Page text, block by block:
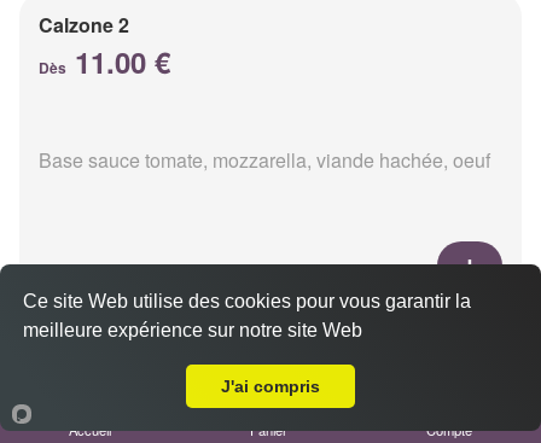
Calzone 2
Dès 11.00 €
Base sauce tomate, mozzarella, viande hachée, oeuf
Calzon 3
Accueil Panier Compte
Ce site Web utilise des cookies pour vous garantir la
meilleure expérience sur notre site Web
J'ai compris